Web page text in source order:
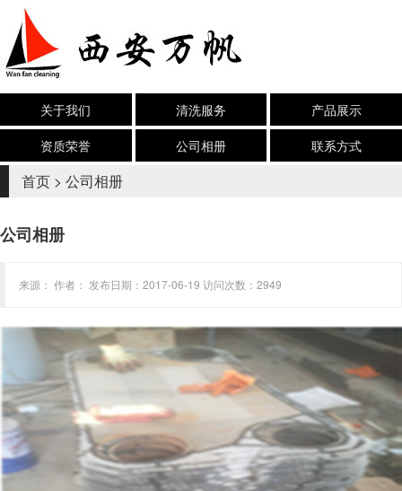
关于我们 清洗服务
产品展示
资质荣誉
公司相册 联系方式
首页 > 公司相册
公司相册
来源： 作者： 发布日期：2017-06-19 访问次数：2949